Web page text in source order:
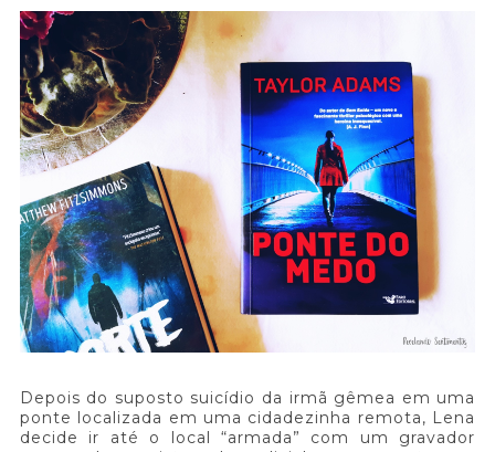
Depois do suposto suicídio da irmã gêmea em uma
ponte localizada em uma cidadezinha remota, Lena
decide ir até o local “armada” com um gravador